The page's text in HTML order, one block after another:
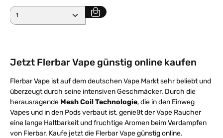
Produkt Anzahl: Gib den gewünschten Wert ein
Jetzt Flerbar Vape günstig online kaufen
Flerbar Vape ist auf dem deutschen Vape Markt sehr beliebt und
überzeugt durch seine intensiven Geschmäcker. Durch die
herausragende Mesh Coil Technologie, die in den Einweg
Vapes und in den Pods verbaut ist, genießt der Vape Raucher
eine lange Haltbarkeit und fruchtige Aromen beim Verdampfen
von Flerbar. Kaufe jetzt die Flerbar Vape günstig online.